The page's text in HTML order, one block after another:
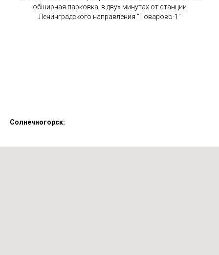
обширная парковка, в двух минутах от станции
Ленинградского направления "Поварово-1"
Солнечногорск: